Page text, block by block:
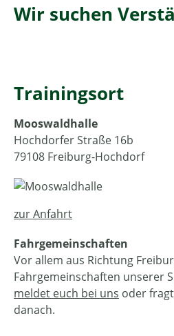
Wir suchen
Trainingsort
Mooswaldhalle
Hochdorfer Straße 16b
79108 Freiburg-Hochdorf
zur Anfahrt
Fahrgemeinschaften
Vor allem aus Richtung
Fahrgemeinschaften unserer
meldet euch bei uns oder
danach.